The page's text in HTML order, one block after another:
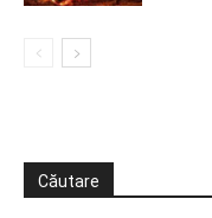
Căutare